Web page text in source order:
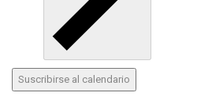
Suscribirse al calendario